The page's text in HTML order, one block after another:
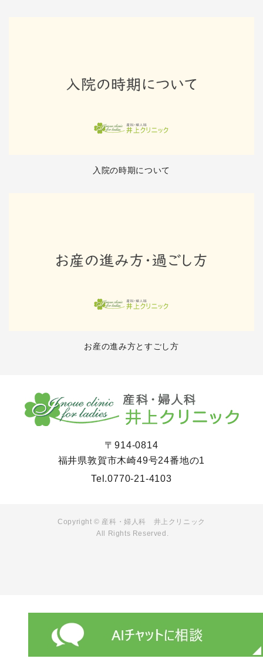
入院の時期について
お産の進み方とすごし方
〒914-0814
福井県敦賀市木崎49号24番地の1
Tel.0770-21-4103
Copyright © 産科・婦人科 井上クリニック
All Rights Reserved.